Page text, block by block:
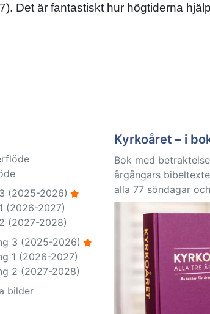
Det är fantastiskt hur högtiderna
(2025-2026)
(2026-2027)
(2027-2028)
3 (2025-2026)
1 (2026-2027)
2 (2027-2028)
bilder
Kyrkoåret – i
Bok med
årgångars
alla 77 söndagar